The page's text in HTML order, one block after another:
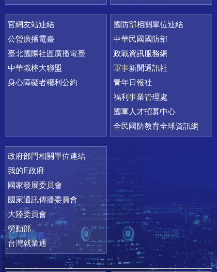
官網友站連結
公營廣播電臺
臺北國際社區廣播電臺
中華職棒大聯盟
身心障礙者權利公約
國防部相關單位連結
中華民國國防部
政戰資訊服務網
軍事新聞通訊社
青年日報社
福利事業管理處
國軍人才招募中心
全民國防教育全球資訊網
政府部門相關單位連結
我的E政府
國家發展委員會
國家通訊傳播委員會
大陸委員會
勞動部
台灣就業通